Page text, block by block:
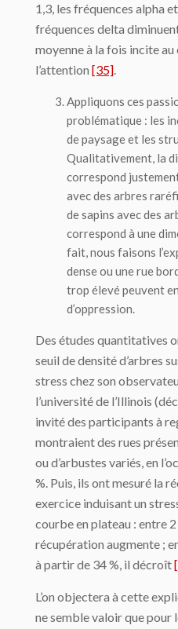
1,3, les fréquences alpha
fréquences delta
moyenne à la fois incite
l’attention [35].
Appliquons ces
problématique : les
de paysage et les
Qualitativement, la
correspond
avec des arbres
de sapins avec des
correspond à une
fait, nous faisons
dense ou une rue
trop élevé peuvent
d’oppression.
Des études quantitatives
seuil de densité d’arbres
stress chez son
l’université de l’Illinois
invité des participants à
montraient des rues
ou d’arbustes variés, en
%. Puis, ils ont mesuré la
exercice induisant un
courbe en plateau : entre
récupération augmente ;
à partir de 34 %, il décroît
L’on objectera à cette
ne semble valoir que pour